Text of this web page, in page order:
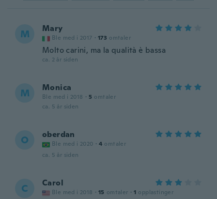
M Mary
Ble med i 2017 · 173 omtaler
Molto carini, ma la qualità è bassa
ca. 2 år siden
M Monica
Ble med i 2018 · 5 omtaler
ca. 5 år siden
O oberdan
Ble med i 2020 · 4 omtaler
ca. 5 år siden
C Carol
Ble med i 2018 · 15 omtaler · 1 opplastinger